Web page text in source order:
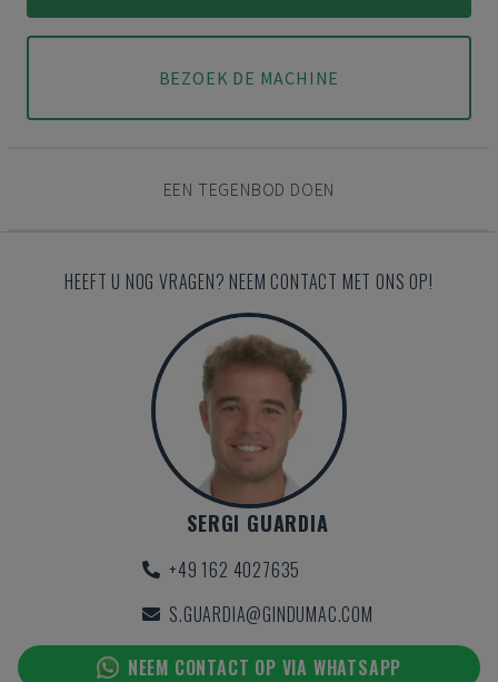
BEZOEK DE MACHINE
EEN TEGENBOD DOEN
HEEFT U NOG VRAGEN? NEEM CONTACT MET ONS OP!
SERGI GUARDIA
+49 162 4027635
S.GUARDIA@GINDUMAC.COM
NEEM CONTACT OP VIA WHATSAPP